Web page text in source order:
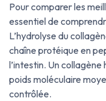
Pour comparer les
essentiel de
L’hydrolyse du
chaîne protéique en
l’intestin. Un
poids moléculaire
contrôlée.